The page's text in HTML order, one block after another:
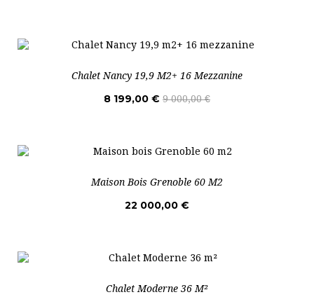
Chalet Nancy 19,9 M2+ 16 Mezzanine
8 199,00 € 9 000,00 €
Maison Bois Grenoble 60 M2
22 000,00 €
Chalet Moderne 36 M²